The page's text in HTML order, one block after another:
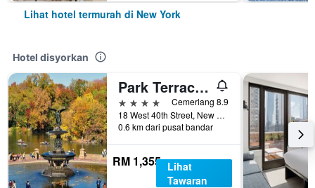
Lihat hotel termurah di New York
Hotel disyorkan
Park Terrace Hotel
4 bintang
Cemerlang 8.9
18 West 40th Street, New York, NY, Amerika Syarikat
0.6 km dari pusat bandar
RM 1,355 Lihat
Tawaran